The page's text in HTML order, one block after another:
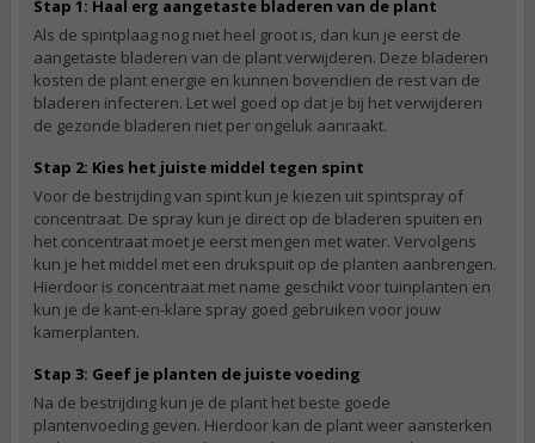
Stap 1: Haal erg aangetaste bladeren van de plant
Als de spintplaag nog niet heel groot is, dan kun je eerst de
aangetaste bladeren van de plant verwijderen. Deze bladeren
kosten de plant energie en kunnen bovendien de rest van de
bladeren infecteren. Let wel goed op dat je bij het verwijderen
de gezonde bladeren niet per ongeluk aanraakt.
Stap 2: Kies het juiste middel tegen spint
Voor de bestrijding van spint kun je kiezen uit spintspray of
concentraat. De spray kun je direct op de bladeren spuiten en
het concentraat moet je eerst mengen met water. Vervolgens
kun je het middel met een drukspuit op de planten aanbrengen.
Hierdoor is concentraat met name geschikt voor tuinplanten en
kun je de kant-en-klare spray goed gebruiken voor jouw
kamerplanten.
Stap 3: Geef je planten de juiste voeding
Na de bestrijding kun je de plant het beste goede
plantenvoeding geven. Hierdoor kan de plant weer aansterken